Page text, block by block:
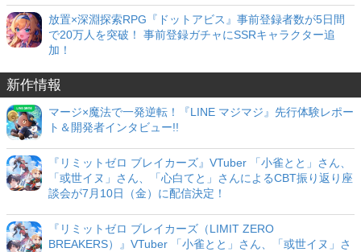
放置×深淵探索RPG『ドットアビス』事前登録者数が5日間
で20万人を突破！ 事前登録ガチャにSSRキャラクター追
加！
新作情報
マージ×魔法で一発逆転！『LINE マジマジ』先行体験レポー
ト＆開発者インタビュー!!
『リミットゼロ ブレイカーズ』VTuber 「小雀とと」さん、
「或世イヌ」さん、「心白てと」さんによるCBT振り返り座
談会が7月10日（金）に配信決定！
『リミットゼロ ブレイカーズ（LIMIT ZERO
BREAKERS）』VTuber 「小雀とと」さん、「或世イヌ」さ